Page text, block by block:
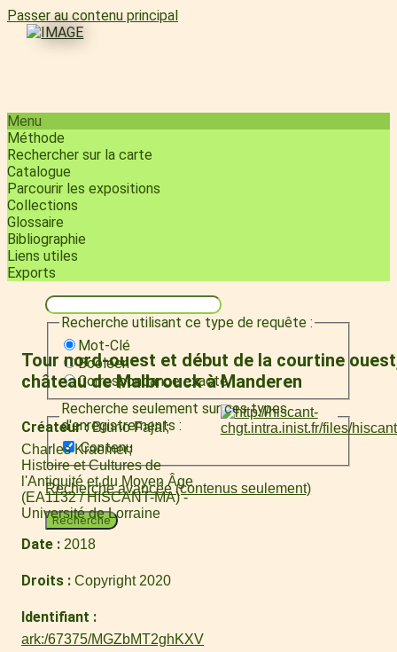
Passer au contenu principal
Menu
Méthode
Rechercher sur la carte
Catalogue
Parcourir les expositions
Collections
Glossaire
Bibliographie
Liens utiles
Exports
Recherche utilisant ce type de requête :
Mot-Clé
Booléen
Correspondance exacte
Recherche seulement sur ces types
d'enregistrements :
Contenu
Recherche avancée (contenus seulement)
Recherche
Tour nord-ouest et début de la courtine
château de Malbrouck à Manderen
Créateur
Bruno Fajal
Charles Kraemer
Histoire et Cultures de
l'Antiquité et du Moyen Âge
(EA1132 / HISCANT-MA) -
Université de Lorraine
Date 2018
Droits Copyright 2020
Identifiant
ark:/67375/MGZbMT2ghKXV